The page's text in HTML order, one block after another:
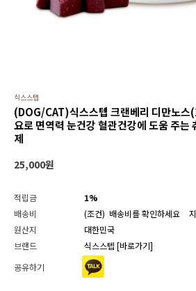
식스스텝
(DOG/CAT)식스스텝 크랜베리 디만노
요로 면역력 눈건강 혈관건강에 도움 주는
제
25,000원
적립금
1%
배송비
(조건) 배송비를 확인하세요
원산지
대한민국
브랜드
식스스텝 [바로가기]
공유하기